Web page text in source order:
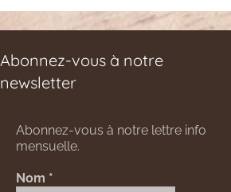
Abonnez-vous à notre
newsletter
Abonnez-vous à notre lettre info
mensuelle.
Nom *